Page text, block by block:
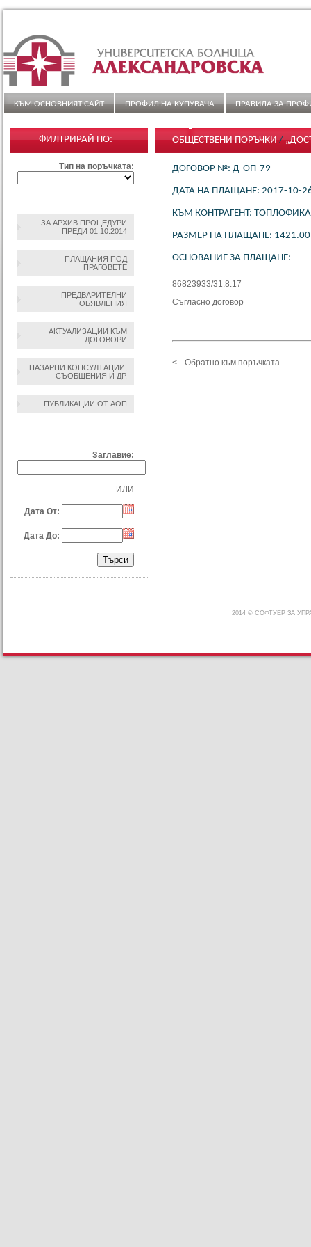
КЪМ ОСНОВНИЯТ САЙТ ПРОФИЛ НА КУПУВАЧА ПРАВИЛА ЗА
ФИЛТРИРАЙ ПО:
Тип на поръчката:
ЗА АРХИВ ПРОЦЕДУРИ
ПРЕДИ 01.10.2014
ПЛАЩАНИЯ ПОД
ПРАГОВЕТЕ
ПРЕДВАРИТЕЛНИ
ОБЯВЛЕНИЯ
АКТУАЛИЗАЦИИ КЪМ
ДОГОВОРИ
ПАЗАРНИ КОНСУЛТАЦИИ,
СЪОБЩЕНИЯ И ДР.
ПУБЛИКАЦИИ ОТ АОП
Заглавие:
ИЛИ
Дата От:
Дата До:
ОБЩЕСТВЕНИ ПОРЪЧКИ/
ДОГОВОР №: Д-ОП-79
ДАТА НА ПЛАЩАНЕ: 2017-10-
КЪМ КОНТРАГЕНТ:
РАЗМЕР НА ПЛАЩАНЕ:
ОСНОВАНИЕ ЗА ПЛАЩАНЕ:
86823933/31.8.17
Съгласно договор
<-- Обратно към поръчката
2014 © СОФТУЕР ЗА